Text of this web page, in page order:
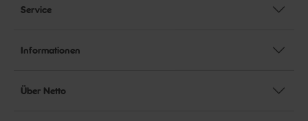
Service
Informationen
Über Netto